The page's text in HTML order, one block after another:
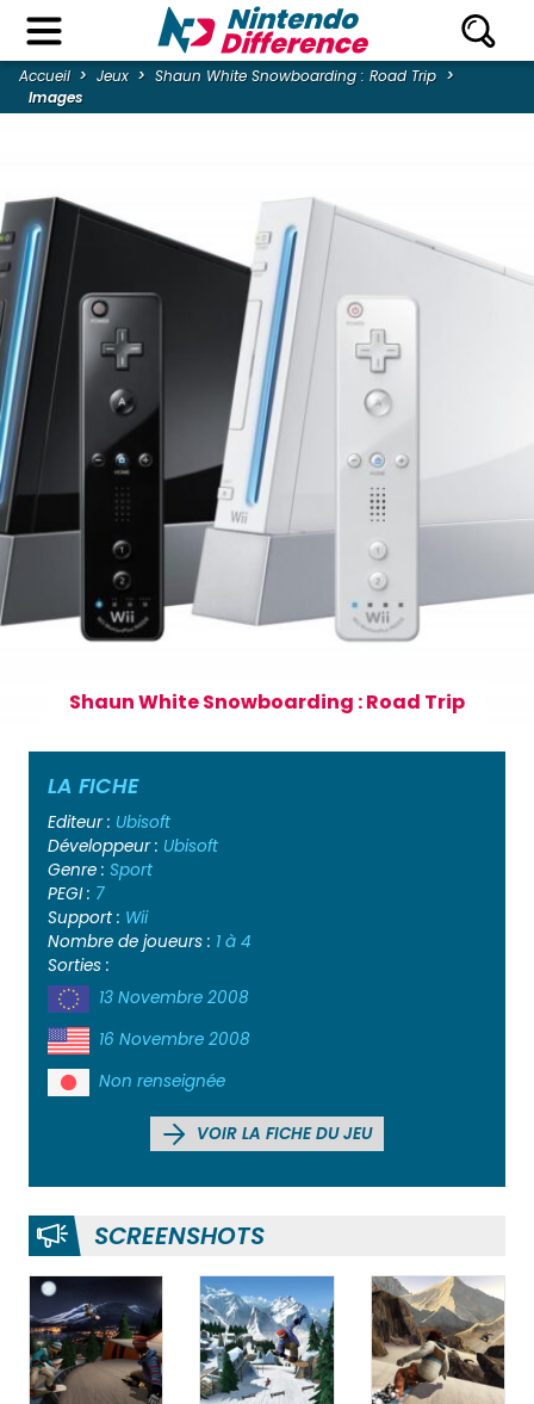
Accueil Jeux
Shaun White Snowboarding : Road Trip
Images
Shaun White Snowboarding : Road Trip
LA FICHE
Editeur : Ubisoft
Développeur : Ubisoft
Genre : Sport
PEGI : 7
Support : Wii
Nombre de joueurs : 1 à 4
Sorties :
13 Novembre 2008
16 Novembre 2008
Non renseignée
VOIR LA FICHE DU JEU
SCREENSHOTS